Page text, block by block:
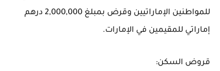
للمواطنين الإماراتيين وقرض بمبلغ 2,000,000 درهم
إماراتي للمقيمين في الإمارات.
قروض السكن: